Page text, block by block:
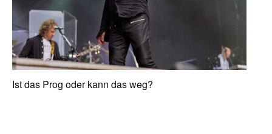
Ist das Prog oder kann das weg?